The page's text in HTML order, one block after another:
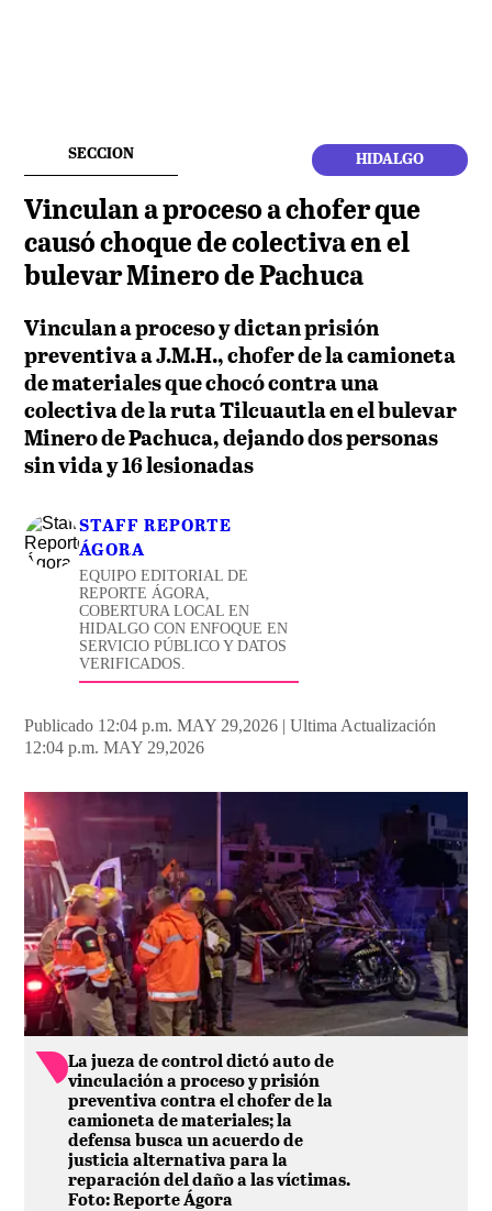
SECCION HIDALGO
Vinculan a proceso a chofer que
causó choque de colectiva en el
bulevar Minero de Pachuca
Vinculan a proceso y dictan prisión
preventiva a J.M.H., chofer de la camioneta
de materiales que chocó contra una
colectiva de la ruta Tilcuautla en el bulevar
Minero de Pachuca, dejando dos personas
sin vida y 16 lesionadas
STAFF REPORTE
ÁGORA
EQUIPO EDITORIAL DE
REPORTE ÁGORA,
COBERTURA LOCAL EN
HIDALGO CON ENFOQUE EN
SERVICIO PÚBLICO Y DATOS
VERIFICADOS.
Publicado 12:04 p.m. MAY 29,2026 | Ultima Actualización
12:04 p.m. MAY 29,2026
La jueza de control dictó auto de
vinculación a proceso y prisión
preventiva contra el chofer de la
camioneta de materiales; la
defensa busca un acuerdo de
justicia alternativa para la
reparación del daño a las víctimas.
Foto: Reporte Ágora